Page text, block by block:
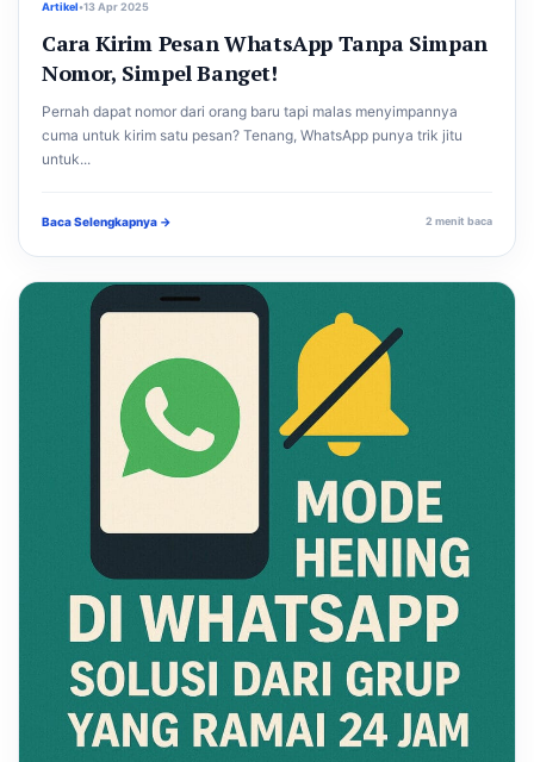
Artikel•13 Apr 2025
Cara Kirim Pesan WhatsApp Tanpa Simpan
Nomor, Simpel Banget!
Pernah dapat nomor dari orang baru tapi malas menyimpannya
cuma untuk kirim satu pesan? Tenang, WhatsApp punya trik jitu
untuk...
Baca Selengkapnya → 2 menit baca